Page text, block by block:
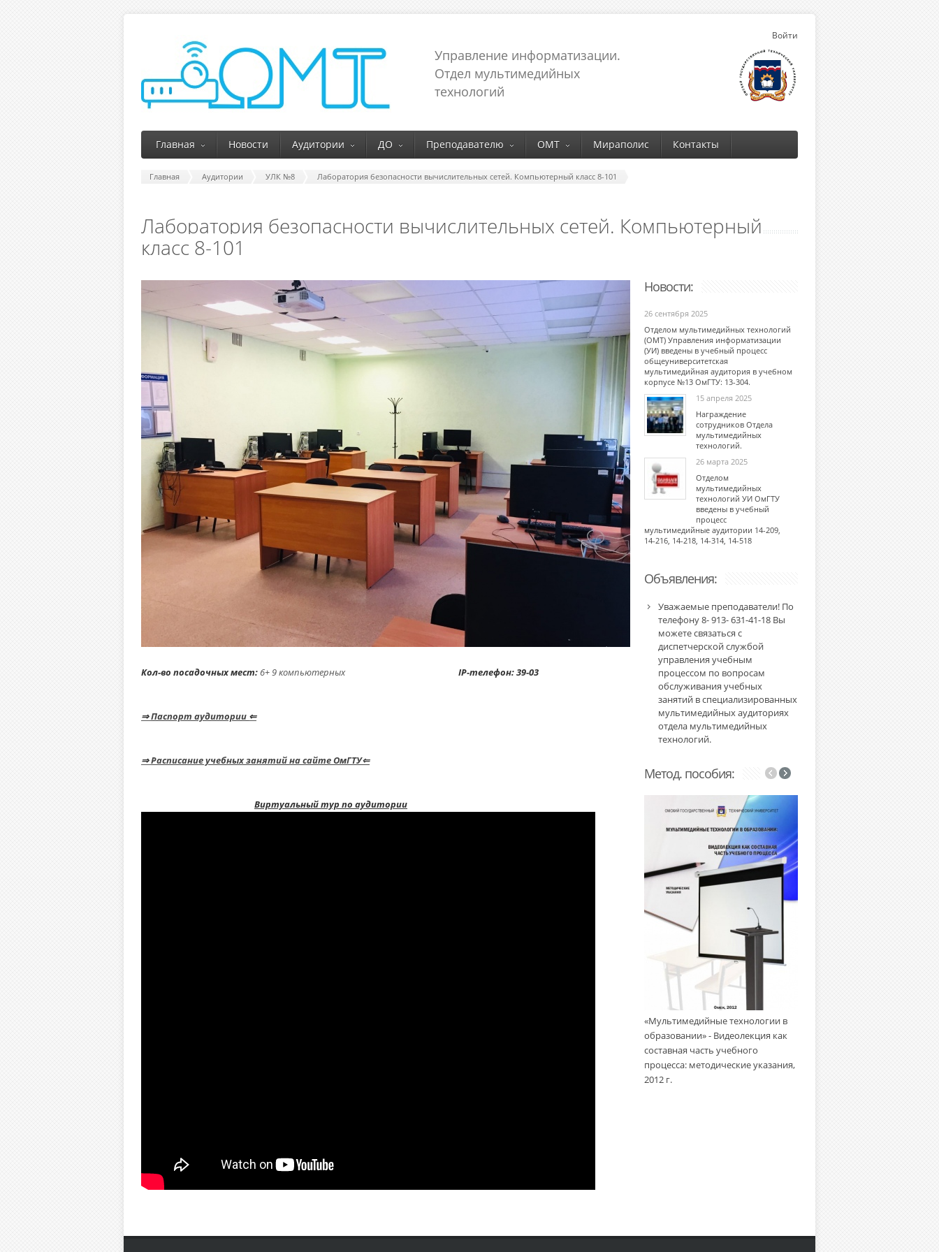
Управление информатизации.
Отдел мультимедийных
технологий
Войти
Главная Новости Аудитории ДО Преподавателю ОМТ Мираполис Контакты
Главная Аудитории УЛК №8 Лаборатория безопасности вычислительных сетей. Компьютерный класс 8-101
Лаборатория безопасности вычислительных сетей. Компьютерный
класс 8-101
Кол-во посадочных мест: 6+ 9 компьютерных IP-телефон: 39-03
⇒Паспорт аудитории ⇐
⇒Расписание учебных занятий на сайте ОмГТУ⇐
Виртуальный тур по аудитории
Новости:
26 сентября 2025
Отделом мультимедийных технологий
(ОМТ) Управления информатизации
(УИ) введены в учебный процесс
общеуниверситетская
мультимедийная аудитория в учебном
корпусе №13 ОмГТУ: 13-304.
15 апреля 2025
Награждение
сотрудников Отдела
мультимедийных
технологий.
26 марта 2025
Отделом
мультимедийных
технологий УИ ОмГТУ
введены в учебный
процесс
мультимедийные аудитории 14-209,
14-216, 14-218, 14-314, 14-518
Объявления:
Уважаемые преподаватели! По
телефону 8- 913- 631-41-18 Вы
можете связаться с
диспетчерской службой
управления учебным
процессом по вопросам
обслуживания учебных
занятий в специализированных
мультимедийных аудиториях
отдела мультимедийных
технологий.
Метод. пособия:
«Мультимедийные технологии в
образовании» - Видеолекция как
составная часть учебного
процесса: методические указания,
2012 г.